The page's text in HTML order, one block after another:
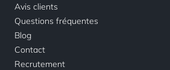
Avis clients
Questions fréquentes
Blog
Contact
Recrutement